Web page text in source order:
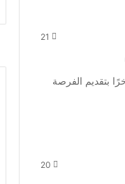
21
بتقديم الفرصة
20